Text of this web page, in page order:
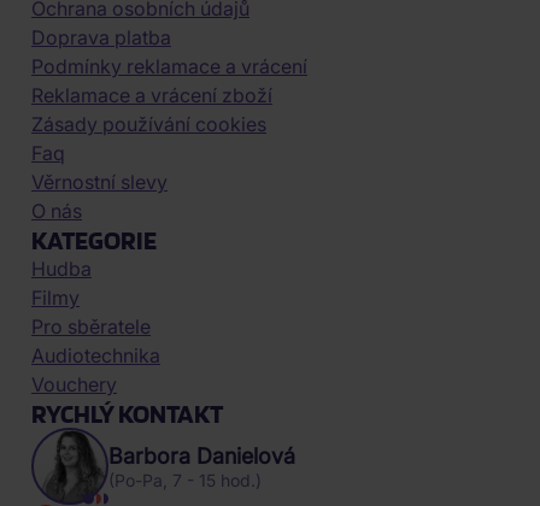
Ochrana osobních údajů
Doprava platba
Podmínky reklamace a vrácení
Reklamace a vrácení zboží
Zásady používání cookies
Faq
Věrnostní slevy
O nás
KATEGORIE
Hudba
Filmy
Pro sběratele
Audiotechnika
Vouchery
RYCHLÝ KONTAKT
Barbora Danielová
(Po-Pa, 7 - 15 hod.)